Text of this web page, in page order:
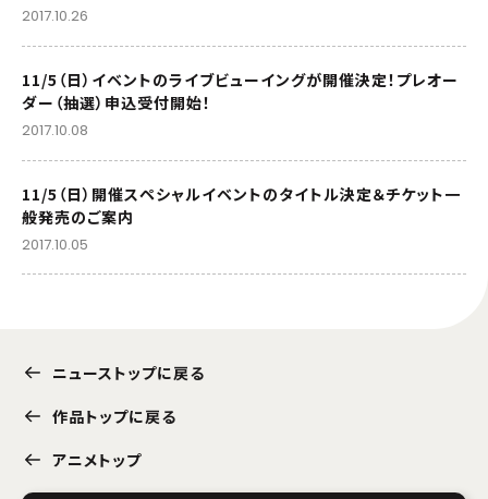
2017.10.26
11/5（日）イベントのライブビューイングが開催決定！プレオー
ダー（抽選）申込受付開始！
2017.10.08
11/5（日）開催スペシャルイベントのタイトル決定＆チケット一
般発売のご案内
2017.10.05
ニューストップに戻る
作品トップに戻る
アニメトップ